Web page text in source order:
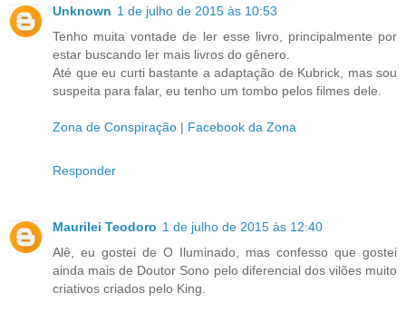
Unknown 1 de julho de 2015 às 10:53
Tenho muita vontade de ler esse livro, principalmente por
estar buscando ler mais livros do gênero.
Até que eu curti bastante a adaptação de Kubrick, mas sou
suspeita para falar, eu tenho um tombo pelos filmes dele.
Zona de Conspiração | Facebook da Zona
Responder
Maurilei Teodoro 1 de julho de 2015 às 12:40
Alê, eu gostei de O Iluminado, mas confesso que gostei
ainda mais de Doutor Sono pelo diferencial dos vilões muito
criativos criados pelo King.